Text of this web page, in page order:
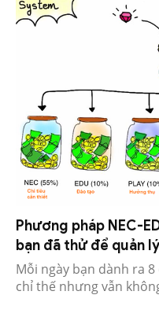
Phương pháp NEC-
bạn đã thử để quản
Mỗi ngày bạn dành ra
chỉ thế nhưng vẫn